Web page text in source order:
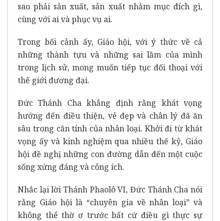
sao phải sản xuất, sản xuất nhằm mục đích gì,
cùng với ai và phục vụ ai.
Trong bối cảnh ấy, Giáo hội, với ý thức về cả
những thành tựu và những sai lầm của mình
trong lịch sử, mong muốn tiếp tục đối thoại với
thế giới đương đại.
Đức Thánh Cha khẳng định rằng khát vọng
hướng đến điều thiện, vẻ đẹp và chân lý đã ăn
sâu trong căn tính của nhân loại. Khởi đi từ khát
vọng ấy và kinh nghiệm qua nhiều thế kỷ, Giáo
hội đề nghị những con đường dẫn đến một cuộc
sống xứng đáng và công ích.
Nhắc lại lời Thánh Phaolô VI, Đức Thánh Cha nói
rằng Giáo hội là “chuyên gia về nhân loại” và
không thể thờ ơ trước bất cứ điều gì thực sự